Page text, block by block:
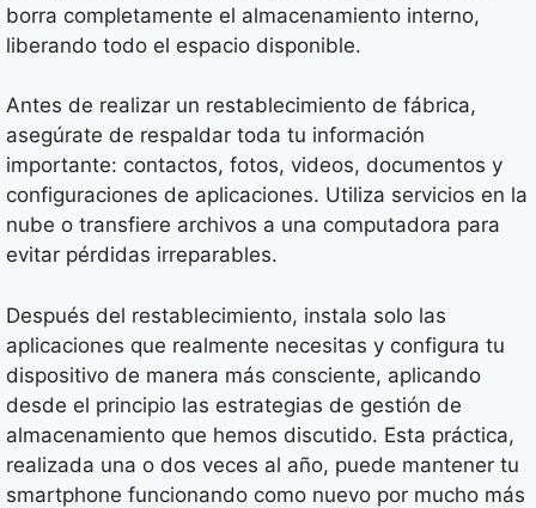
borra completamente el almacenamiento interno,
liberando todo el espacio disponible.
Antes de realizar un restablecimiento de fábrica,
asegúrate de respaldar toda tu información
importante: contactos, fotos, videos, documentos y
configuraciones de aplicaciones. Utiliza servicios en la
nube o transfiere archivos a una computadora para
evitar pérdidas irreparables.
Después del restablecimiento, instala solo las
aplicaciones que realmente necesitas y configura tu
dispositivo de manera más consciente, aplicando
desde el principio las estrategias de gestión de
almacenamiento que hemos discutido. Esta práctica,
realizada una o dos veces al año, puede mantener tu
smartphone funcionando como nuevo por mucho más